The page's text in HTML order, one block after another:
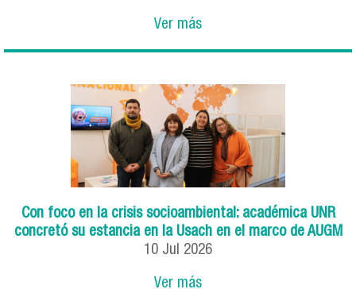
Ver más
Con foco en la crisis socioambiental: académica UNR
concretó su estancia en la Usach en el marco de AUGM
10 Jul 2026
Ver más